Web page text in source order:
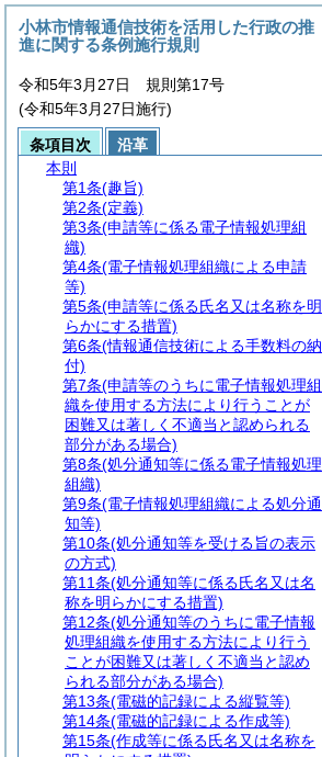
小林市情報通信技術を活用した行政の推
進に関する条例施行規則
令和5年3月27日 規則第17号
(令和5年3月27日施行)
条項目次
沿革
本則
第1条(趣旨)
第2条(定義)
第3条(申請等に係る電子情報処理組
織)
第4条(電子情報処理組織による申請
等)
第5条(申請等に係る氏名又は名称を明
らかにする措置)
第6条(情報通信技術による手数料の納
付)
第7条(申請等のうちに電子情報処理組
織を使用する方法により行うことが
困難又は著しく不適当と認められる
部分がある場合)
第8条(処分通知等に係る電子情報処理
組織)
第9条(電子情報処理組織による処分通
知等)
第10条(処分通知等を受ける旨の表示
の方式)
第11条(処分通知等に係る氏名又は名
称を明らかにする措置)
第12条(処分通知等のうちに電子情報
処理組織を使用する方法により行う
ことが困難又は著しく不適当と認め
られる部分がある場合)
第13条(電磁的記録による縦覧等)
第14条(電磁的記録による作成等)
第15条(作成等に係る氏名又は名称を